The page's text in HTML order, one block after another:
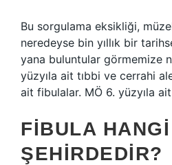
Bu sorgulama eksikliği,
neredeyse bin yıllık bir
yana buluntular görmemize
yüzyıla ait tıbbi ve cerrahi
ait fibulalar. MÖ 6. yüzyıla
FIBULA HANGI
ŞEHIRDEDIR?